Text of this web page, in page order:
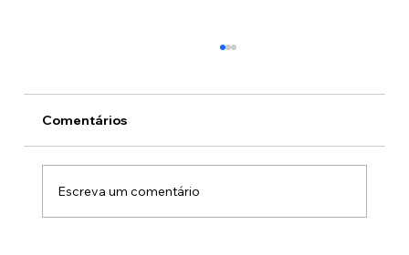
O preço do crime
Comentários
Escreva um comentário